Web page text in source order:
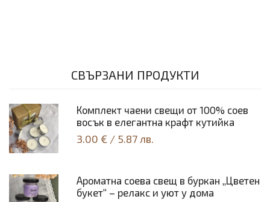
СВЪРЗАНИ ПРОДУКТИ
Комплект чаени свещи от 100% соев
восък в елегантна крафт кутийка
3.00 € / 5.87 лв.
Ароматна соева свещ в буркан „Цветен
букет“ – релакс и уют у дома